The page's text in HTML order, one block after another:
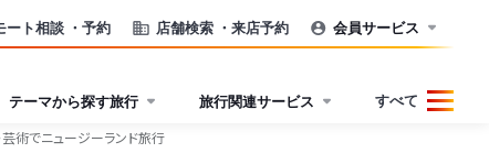
ート相談 ・予約 店舗検索 ・来店予約 会員サービス
テーマから探す旅行 旅行関連サービス すべて
芸術でニュージーランド旅行